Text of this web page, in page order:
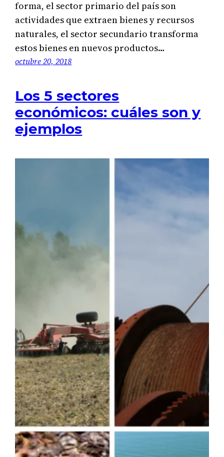
forma, el sector primario del país son
actividades que extraen bienes y recursos
naturales, el sector secundario transforma
estos bienes en nuevos productos…
octubre 20, 2018
Los 5 sectores
económicos: cuáles son y
ejemplos